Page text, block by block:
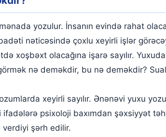
yozulur. İnsanın evində rahat
nəticəsində çoxlu xeyirli işlər
xoşbəxt olacağına işarə sayılır.
nə deməkdir, bu nə deməkdir?
xeyirli sayılır. Ənənəvi yuxu
psixoloji baxımdan şəxsiyyət
şərh edilir.